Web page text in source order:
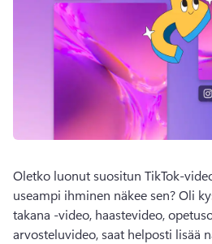
Oletko luonut suositun TikTok-
useampi ihminen näkee sen? Oli
takana -video, haastevideo,
arvosteluvideo, saat helposti lisää